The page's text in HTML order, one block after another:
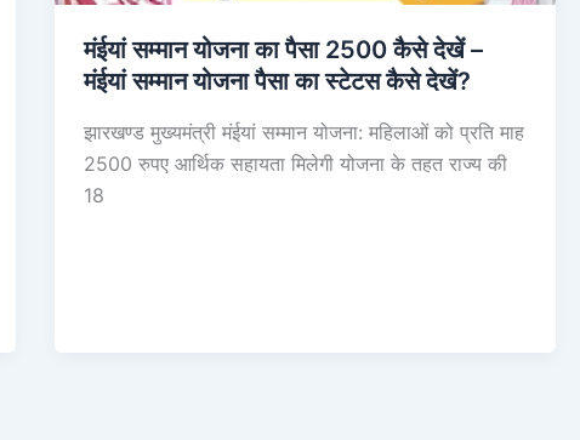
मंईयां सम्मान योजना का पैसा 2500 कैसे देखें –
मंईयां सम्मान योजना पैसा का स्टेटस कैसे देखें?
झारखण्ड मुख्यमंत्री मंईयां सम्मान योजना: महिलाओं को प्रति माह
2500 रुपए आर्थिक सहायता मिलेगी योजना के तहत राज्य की
18